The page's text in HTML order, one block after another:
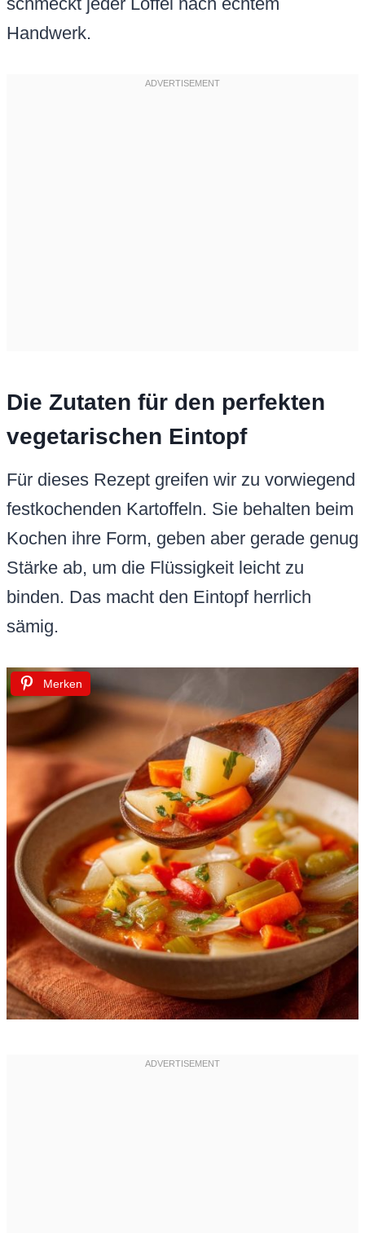
Handwerk.
Die Zutaten für den perfekten
vegetarischen Eintopf
Für dieses Rezept greifen wir zu vorwiegend
festkochenden Kartoffeln. Sie behalten beim
Kochen ihre Form, geben aber gerade genug
Stärke ab, um die Flüssigkeit leicht zu
binden. Das macht den Eintopf herrlich
sämig.
Merken